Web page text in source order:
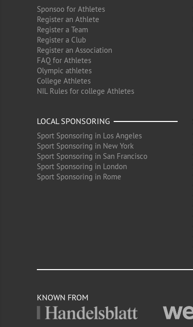
Sponsoo for Athletes
Register an Athlete
Register a Team
Register a Club
Register an Association
FAQ for Athletes
Olympic athletes
College Athletes
NIL Rules for college Athletes
LOCAL SPONSORING
Sport Sponsoring in Los Angeles
Sport Sponsoring in New York
Sport Sponsoring in San Francisco
Sport Sponsoring in London
Sport Sponsoring in Rome
KNOWN FROM